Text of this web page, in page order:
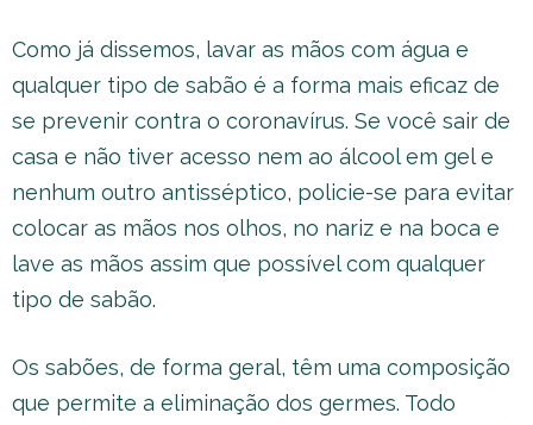
Como já dissemos, lavar as mãos com água e
qualquer tipo de sabão é a forma mais eficaz de
se prevenir contra o coronavírus. Se você sair de
casa e não tiver acesso nem ao álcool em gel e
nenhum outro antisséptico, policie-se para evitar
colocar as mãos nos olhos, no nariz e na boca e
lave as mãos assim que possível com qualquer
tipo de sabão.
Os sabões, de forma geral, têm uma composição
que permite a eliminação dos germes. Todo